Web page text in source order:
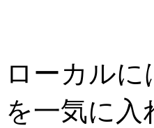
ローカルに
を一気に入